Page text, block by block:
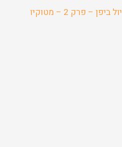
יומן מסע טיול ביפן – פרק 2 – מטוקיו